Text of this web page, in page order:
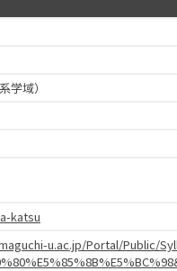
学域）
katsu
u.ac.jp/Portal/Public/